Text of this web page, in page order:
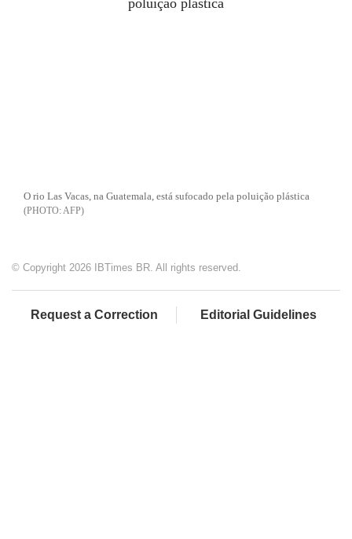
O rio Las Vacas, na Guatemala, está sufocado pela poluição plástica
AFP
© Copyright 2026 IBTimes BR. All rights reserved.
Request a Correction Editorial Guidelines